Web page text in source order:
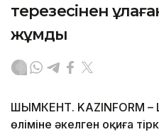
терезесінен
жұмды
ШЫМКЕНТ. KAZINFORM –
өліміне әкелген оқиға